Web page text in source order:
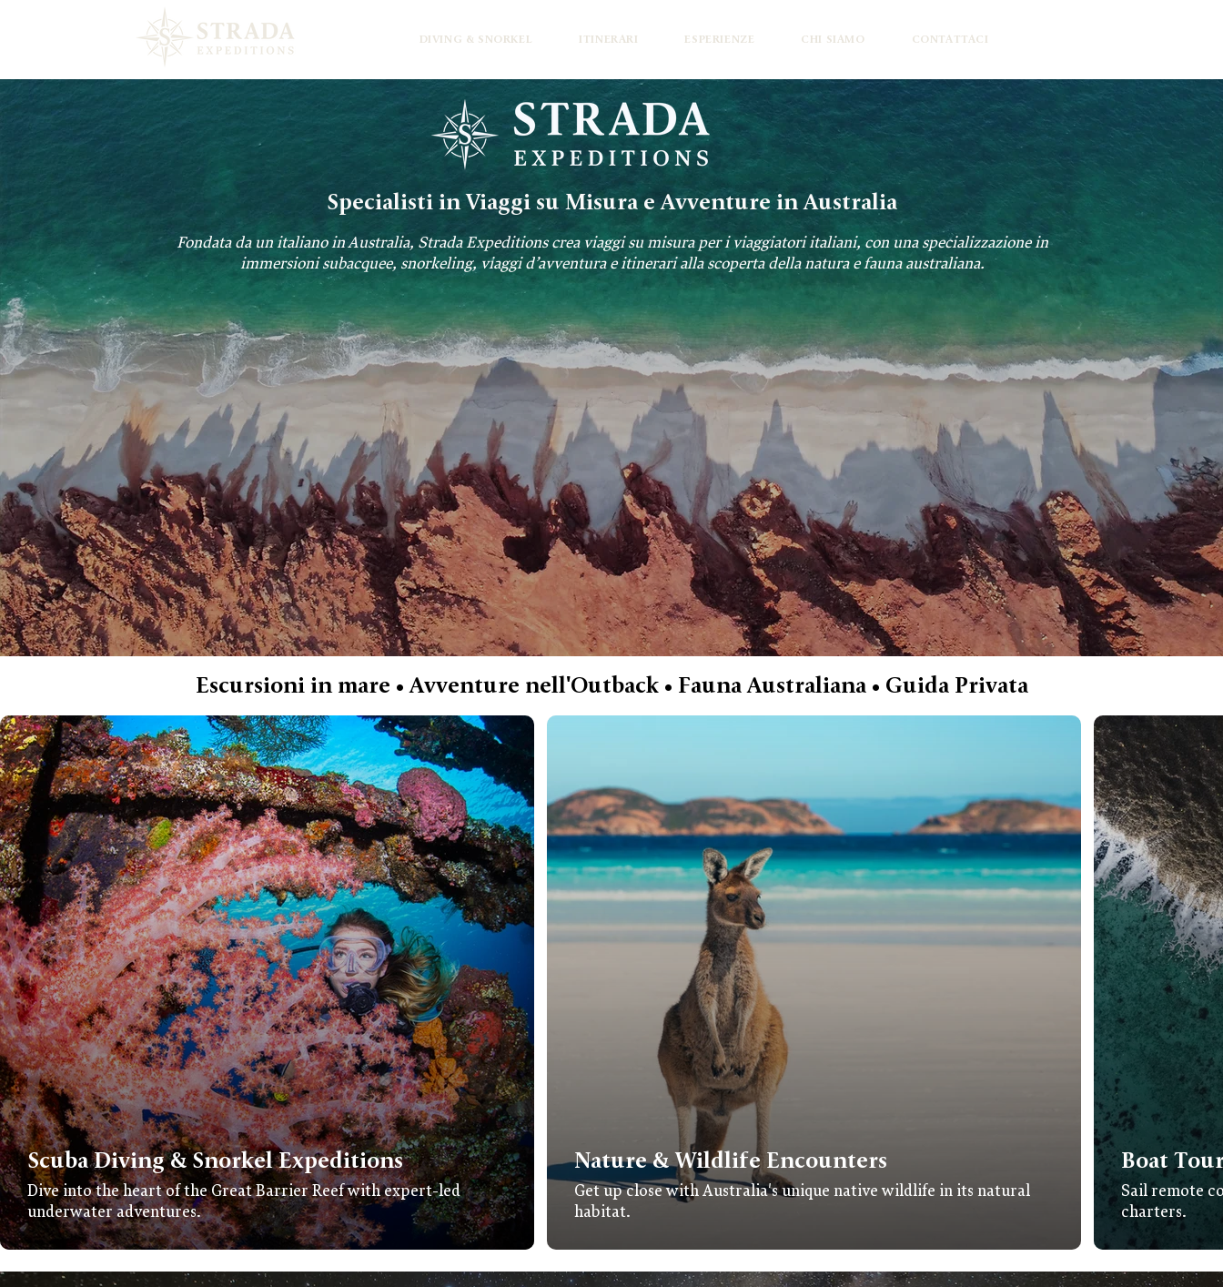
DIVING & SNORKEL ITINERARI ESPERIENZE CHI SIAMO CONTATTACI
Specialisti in Viaggi su Misura e Avventure in Australia
Fondata da un italiano in Australia, Strada Expeditions crea viaggi su misura per i viaggiatori italiani, con una specializzazione in
immersioni subacquee, snorkeling, viaggi d’avventura e itinerari alla scoperta della natura e fauna australiana.
Escursioni in mare • Avventure nell'Outback • Fauna Australiana • Guida Privata
Scuba Diving & Snorkel Expeditions
Dive into the heart of the Great Barrier Reef with expert-led
underwater adventures.
Nature & Wildlife Encounters
Get up close with Australia's unique native wildlife in its natural
habitat.
Boat
Sail remote
charters.